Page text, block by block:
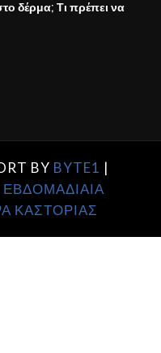
δέρμα; Τι πρέπει να
BY BYTE1 |
ΕΒΔΟΜΑΔΙΑΙΑ
ΚΑΣΤΟΡΙΑΣ